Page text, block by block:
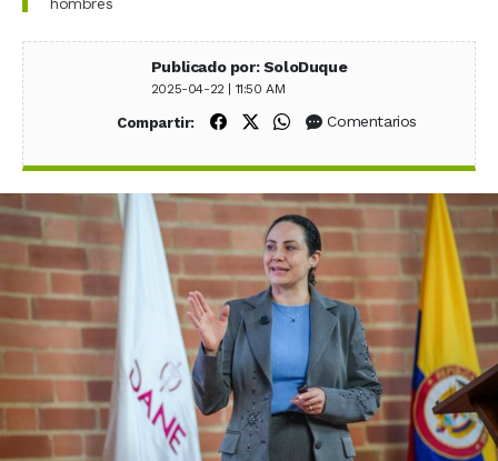
Publicado por: SoloDuque
2025-04-22 | 11:50 AM
Compartir: Compartir en Facebook
Compartir en X (Twitter)
Compartir en WhatsApp
Comentarios